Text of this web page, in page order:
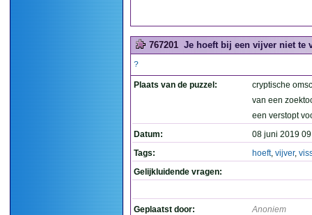
767201 Je hoeft bij een vijver niet te
?
Plaats van de puzzel:
cryptische
van een
een verstopt
Datum:
08 juni 2019
Tags:
hoeft, vijver,
Gelijkluidende vragen:
Geplaatst door: Anoniem